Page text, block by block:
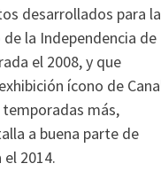
desarrollados para la
la Independencia de
el 2008, y que
ícono de
más,
a buena parte de
2014.